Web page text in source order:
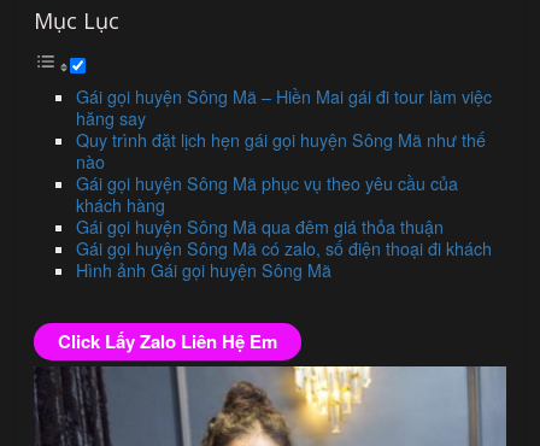
Mục Lục
Gái gọi huyện Sông Mã – Hiền Mai gái đi tour làm việc
hăng say
Quy trình đặt lịch hẹn gái gọi huyện Sông Mã như thế
nào
Gái gọi huyện Sông Mã phục vụ theo yêu cầu của
khách hàng
Gái gọi huyện Sông Mã qua đêm giá thỏa thuận
Gái gọi huyện Sông Mã có zalo, số điện thoại đi khách
Hình ảnh Gái gọi huyện Sông Mã
Click Lấy Zalo Liên Hệ Em